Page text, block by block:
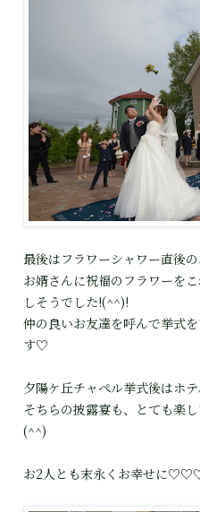
最後はフラワーシャワー直後
お婿さんに祝福のフラワーを
しそうでした!(^^)!
仲の良いお友達を呼んで挙式
す♡
夕陽ケ丘チャペル挙式後はホ
そちらの披露宴も、とても楽
(^^)
お2人とも末永くお幸せに